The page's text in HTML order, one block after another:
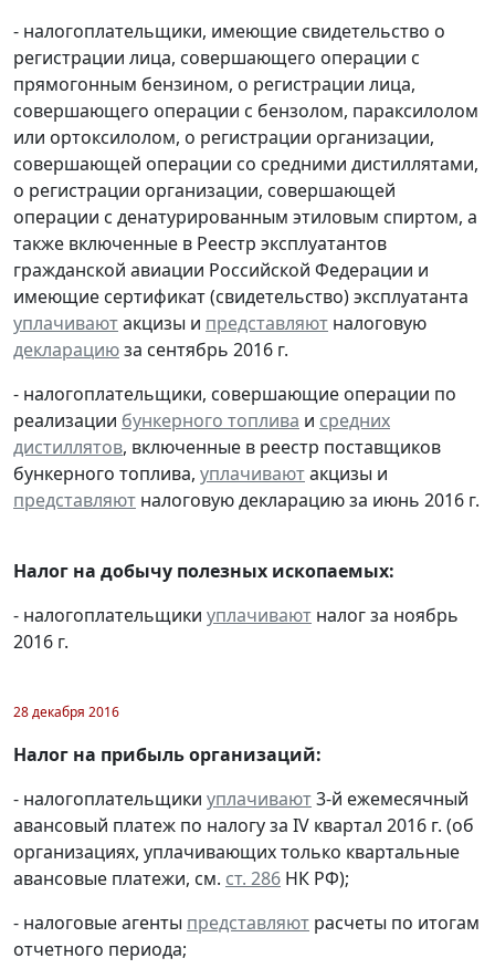
- налогоплательщики, имеющие свидетельство о
регистрации лица, совершающего операции с
прямогонным бензином, о регистрации лица,
совершающего операции с бензолом, параксилолом
или ортоксилолом, о регистрации организации,
совершающей операции со средними дистиллятами,
о регистрации организации, совершающей
операции с денатурированным этиловым спиртом, а
также включенные в Реестр эксплуатантов
гражданской авиации Российской Федерации и
имеющие сертификат (свидетельство) эксплуатанта
уплачиваютакцизы и представляют налоговую
декларациюза сентябрь 2016 г.
- налогоплательщики, совершающие операции по
реализации бункерного топлива и средних
дистиллятов, включенные в реестр поставщиков
бункерного топлива, уплачиваютакцизы и
представляют налоговую декларацию за июнь 2016 г.
Налог на добычу полезных ископаемых:
- налогоплательщики уплачивают налог за ноябрь
2016 г.
28 декабря 2016
Налог на прибыль организаций:
- налогоплательщики уплачивают3-й ежемесячный
авансовый платеж по налогу за IV квартал 2016 г. (об
организациях, уплачивающих только квартальные
авансовые платежи, см. ст. 286 НК РФ);
- налоговые агенты представляют расчеты по итогам
отчетного периода;